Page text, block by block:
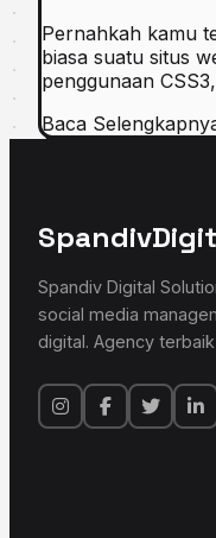
Pernahkah kamu
biasa suatu situs
penggunaan
Baca
Spandiv
Spandiv Digital
social media
digital. Agency